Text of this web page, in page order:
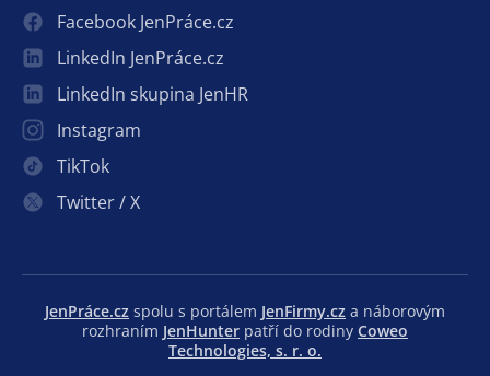
Facebook JenPráce.cz
LinkedIn JenPráce.cz
LinkedIn skupina JenHR
Instagram
TikTok
Twitter / X
JenPráce.cz spolu s portálem JenFirmy.cz a náborovým
rozhraním JenHunter patří do rodiny Coweo
Technologies, s. r. o.